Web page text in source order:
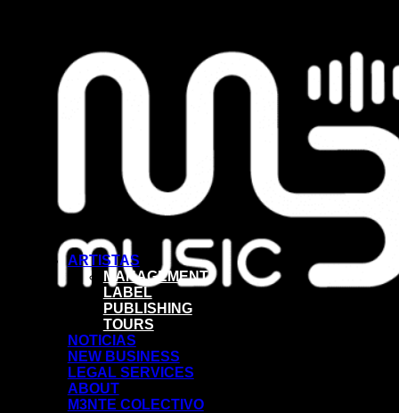
ARTISTAS
MANAGEMENT
LABEL
PUBLISHING
TOURS
NOTICIAS
NEW BUSINESS
LEGAL SERVICES
ABOUT
M3NTE COLECTIVO